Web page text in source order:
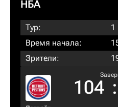
НБА
Тур:
1
Время начала:
Зрители:
104 :